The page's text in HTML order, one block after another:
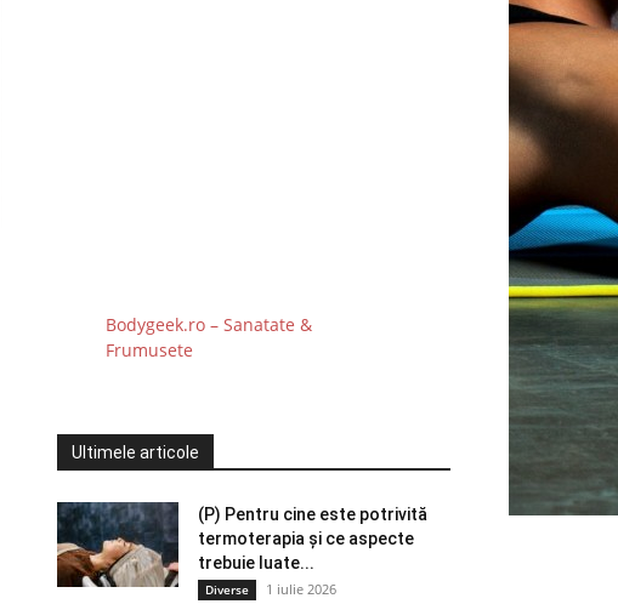
Bodygeek.ro – Sanatate &
Frumusete
Ultimele articole
(P) Pentru cine este potrivită
termoterapia și ce aspecte
trebuie luate...
Diverse 1 iulie 2026